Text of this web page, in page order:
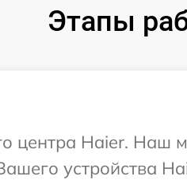
Этапы
центра Haier.
устройства